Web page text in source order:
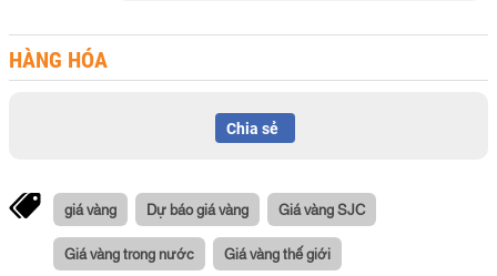
HÀNG HÓA
Chia sẻ
giá vàng Dự báo giá vàng Giá vàng SJC
Giá vàng trong nước Giá vàng thế giới